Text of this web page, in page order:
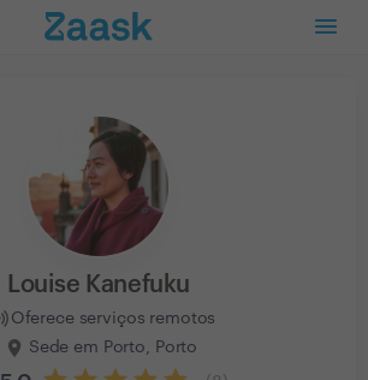
Louise Kanefuku
Oferece serviços remotos
Sede em Porto, Porto